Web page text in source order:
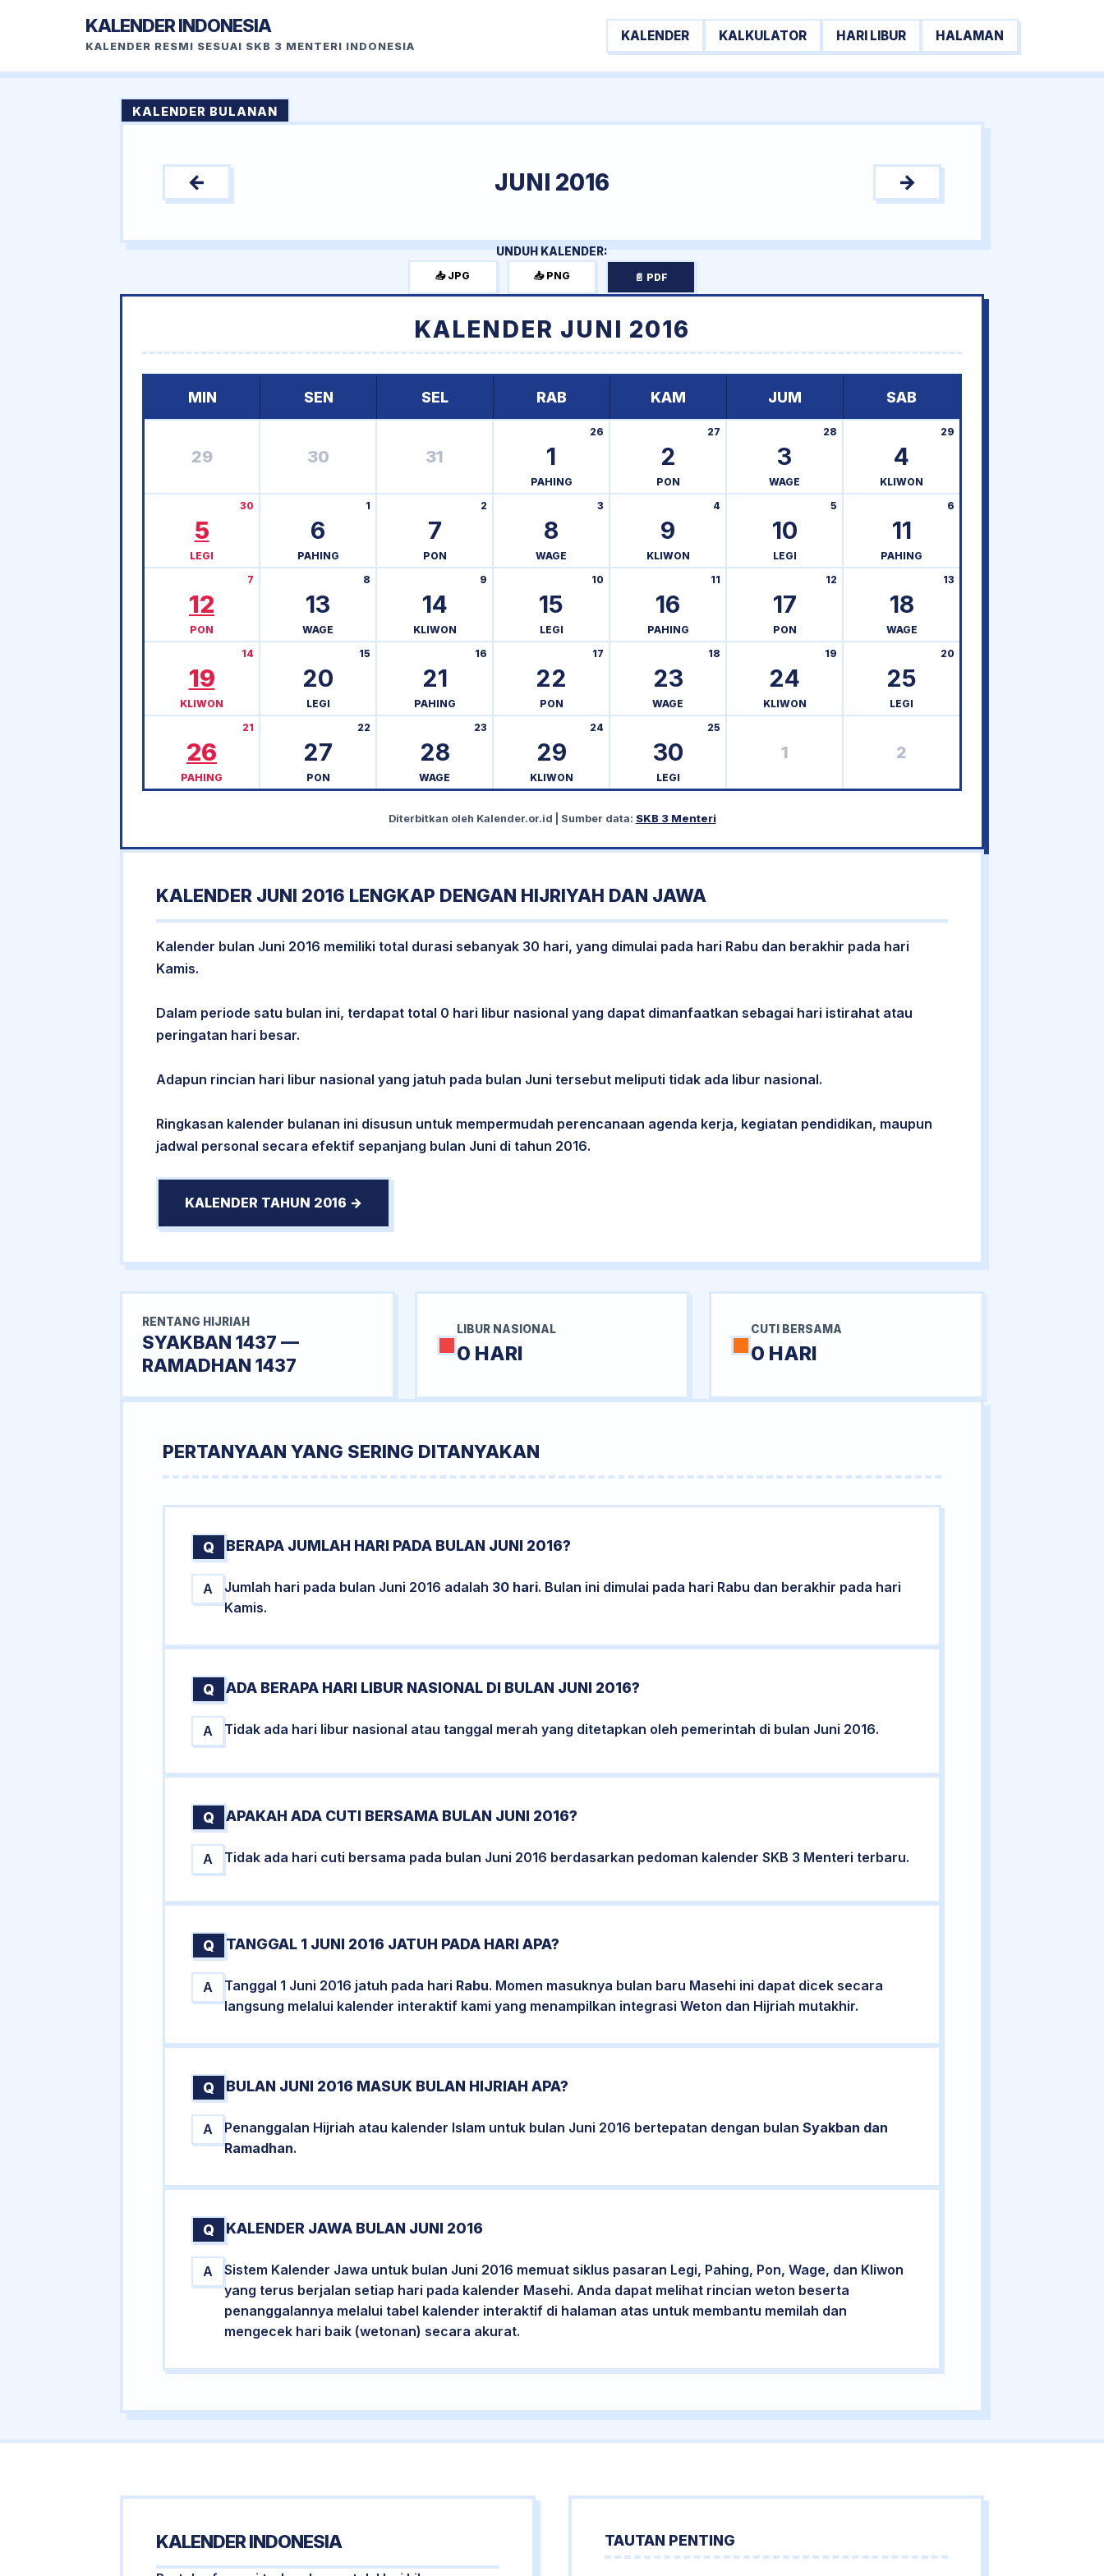
KALENDER INDONESIA
KALENDER RESMI SESUAI SKB 3 MENTERI INDONESIA
KALENDER KALKULATOR HARI LIBUR HALAMAN
KALENDER BULANAN
← JUNI 2016 →
UNDUH KALENDER:
📥 JPG 📥 PNG 📄 PDF
KALENDER JUNI 2016
MIN SEN SEL RAB KAM JUM SAB
29 30 31 1
26
PAHING
2
27
PON
3
28
WAGE
4
29
KLIWON
5
30
LEGI
6
1
PAHING
7
2
PON
8
3
WAGE
9
4
KLIWON
10
5
LEGI
11
6
PAHING
12
7
PON
13
8
WAGE
14
9
KLIWON
15
10
LEGI
16
11
PAHING
17
12
PON
18
13
WAGE
19
14
KLIWON
20
15
LEGI
21
16
PAHING
22
17
PON
23
18
WAGE
24
19
KLIWON
25
20
LEGI
26
21
PAHING
27
22
PON
28
23
WAGE
29
24
KLIWON
30
25
LEGI
1 2
Diterbitkan oleh Kalender.or.id | Sumber data: SKB 3 Menteri
KALENDER JUNI 2016 LENGKAP DENGAN HIJRIYAH DAN JAWA
Kalender bulan Juni 2016 memiliki total durasi sebanyak 30 hari, yang dimulai pada hari Rabu dan berakhir pada hari
Kamis.
Dalam periode satu bulan ini, terdapat total 0 hari libur nasional yang dapat dimanfaatkan sebagai hari istirahat atau
peringatan hari besar.
Adapun rincian hari libur nasional yang jatuh pada bulan Juni tersebut meliputi tidak ada libur nasional.
Ringkasan kalender bulanan ini disusun untuk mempermudah perencanaan agenda kerja, kegiatan pendidikan, maupun
jadwal personal secara efektif sepanjang bulan Juni di tahun 2016.
KALENDER TAHUN 2016 →
RENTANG HIJRIAH
SYAKBAN 1437 —
RAMADHAN 1437
LIBUR NASIONAL
0 HARI
CUTI BERSAMA
0 HARI
PERTANYAAN YANG SERING DITANYAKAN
Q BERAPA JUMLAH HARI PADA BULAN JUNI 2016?
A Jumlah hari pada bulan Juni 2016 adalah 30 hari. Bulan ini dimulai pada hari Rabu dan berakhir pada hari
Kamis.
Q ADA BERAPA HARI LIBUR NASIONAL DI BULAN JUNI 2016?
A Tidak ada hari libur nasional atau tanggal merah yang ditetapkan oleh pemerintah di bulan Juni 2016.
Q APAKAH ADA CUTI BERSAMA BULAN JUNI 2016?
A Tidak ada hari cuti bersama pada bulan Juni 2016 berdasarkan pedoman kalender SKB 3 Menteri terbaru.
Q TANGGAL 1 JUNI 2016 JATUH PADA HARI APA?
A Tanggal 1 Juni 2016 jatuh pada hari Rabu. Momen masuknya bulan baru Masehi ini dapat dicek secara
langsung melalui kalender interaktif kami yang menampilkan integrasi Weton dan Hijriah mutakhir.
Q BULAN JUNI 2016 MASUK BULAN HIJRIAH APA?
A Penanggalan Hijriah atau kalender Islam untuk bulan Juni 2016 bertepatan dengan bulan Syakban dan
Ramadhan.
Q KALENDER JAWA BULAN JUNI 2016
A
Sistem Kalender Jawa untuk bulan Juni 2016 memuat siklus pasaran Legi, Pahing, Pon, Wage, dan Kliwon
yang terus berjalan setiap hari pada kalender Masehi. Anda dapat melihat rincian weton beserta
penanggalannya melalui tabel kalender interaktif di halaman atas untuk membantu memilah dan
mengecek hari baik (wetonan) secara akurat.
KALENDER INDONESIA TAUTAN PENTING